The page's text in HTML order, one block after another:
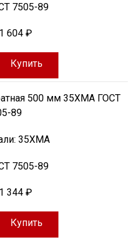
7505-89
604 ₽
Купить
500 мм 35ХМА ГОСТ
89
35ХМА
7505-89
344 ₽
Купить